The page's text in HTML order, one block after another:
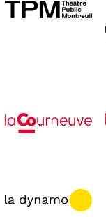
Projets
Recrutement